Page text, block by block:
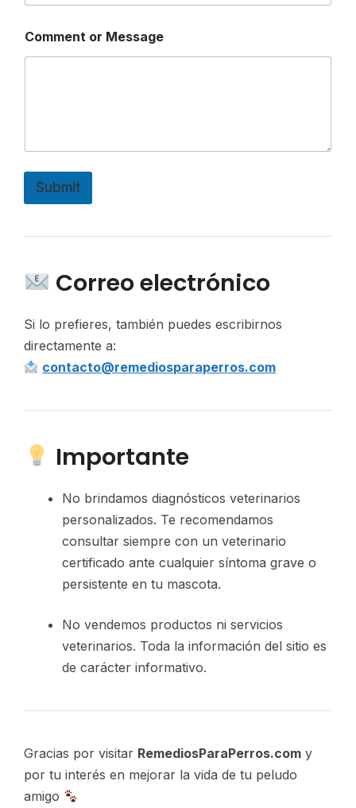
Comment or Message
Submit
Correo electrónico
Si lo prefieres, también puedes escribirnos
directamente a:
contacto@remediosparaperros.com
Importante
No brindamos diagnósticos veterinarios
personalizados. Te recomendamos
consultar siempre con un veterinario
certificado ante cualquier síntoma grave o
persistente en tu mascota.
No vendemos productos ni servicios
veterinarios. Toda la información del sitio es
de carácter informativo.
Gracias por visitar RemediosParaPerros.com y
por tu interés en mejorar la vida de tu peludo
amigo